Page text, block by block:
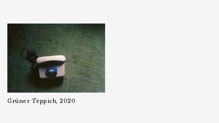
Grüner Teppich, 2020